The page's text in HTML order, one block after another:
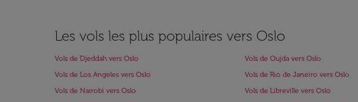
Les vols les plus populaires vers Oslo
Vols de Djeddah vers Oslo Vols de Oujda vers Oslo
Vols de Los Angeles vers Oslo
Vols de Rio de Janeiro vers Oslo
Vols de Nairobi vers Oslo
Vols de Libreville vers Oslo